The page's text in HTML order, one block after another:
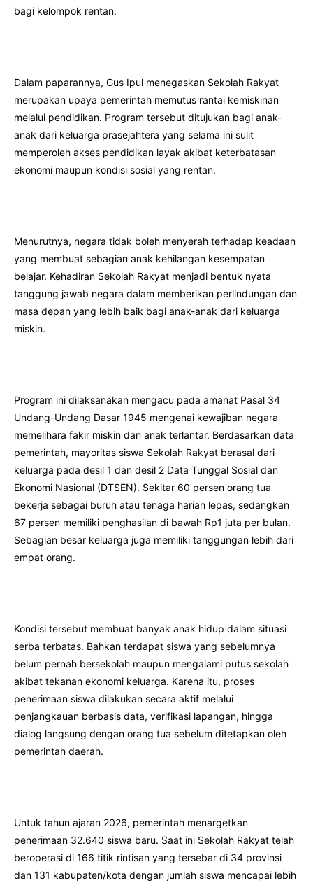
bagi kelompok rentan.
Dalam paparannya, Gus Ipul menegaskan Sekolah Rakyat
merupakan upaya pemerintah memutus rantai kemiskinan
melalui pendidikan. Program tersebut ditujukan bagi anak-
anak dari keluarga prasejahtera yang selama ini sulit
memperoleh akses pendidikan layak akibat keterbatasan
ekonomi maupun kondisi sosial yang rentan.
Menurutnya, negara tidak boleh menyerah terhadap keadaan
yang membuat sebagian anak kehilangan kesempatan
belajar. Kehadiran Sekolah Rakyat menjadi bentuk nyata
tanggung jawab negara dalam memberikan perlindungan dan
masa depan yang lebih baik bagi anak-anak dari keluarga
miskin.
Program ini dilaksanakan mengacu pada amanat Pasal 34
Undang-Undang Dasar 1945 mengenai kewajiban negara
memelihara fakir miskin dan anak terlantar. Berdasarkan data
pemerintah, mayoritas siswa Sekolah Rakyat berasal dari
keluarga pada desil 1 dan desil 2 Data Tunggal Sosial dan
Ekonomi Nasional (DTSEN). Sekitar 60 persen orang tua
bekerja sebagai buruh atau tenaga harian lepas, sedangkan
67 persen memiliki penghasilan di bawah Rp1 juta per bulan.
Sebagian besar keluarga juga memiliki tanggungan lebih dari
empat orang.
Kondisi tersebut membuat banyak anak hidup dalam situasi
serba terbatas. Bahkan terdapat siswa yang sebelumnya
belum pernah bersekolah maupun mengalami putus sekolah
akibat tekanan ekonomi keluarga. Karena itu, proses
penerimaan siswa dilakukan secara aktif melalui
penjangkauan berbasis data, verifikasi lapangan, hingga
dialog langsung dengan orang tua sebelum ditetapkan oleh
pemerintah daerah.
Untuk tahun ajaran 2026, pemerintah menargetkan
penerimaan 32.640 siswa baru. Saat ini Sekolah Rakyat telah
beroperasi di 166 titik rintisan yang tersebar di 34 provinsi
dan 131 kabupaten/kota dengan jumlah siswa mencapai lebih